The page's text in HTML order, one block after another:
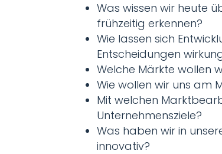
Was wissen wir heute
frühzeitig erkennen?
Wie lassen sich
Entscheidungen
Welche Märkte wollen
Wie wollen wir uns am
Mit welchen
Unternehmensziele?
Was haben wir in
innovativ?